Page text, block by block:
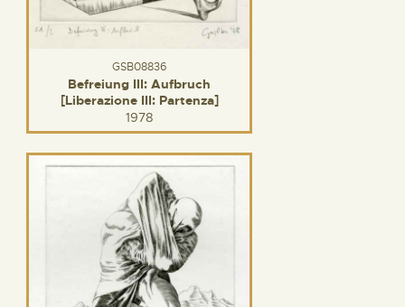
GSB08836
Befreiung III: Aufbruch
[Liberazione III: Partenza]
1978